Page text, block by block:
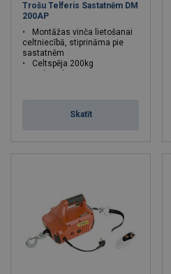
Trošu Telferis Sastatnēm DM
200AP
Montāžas vinča lietošanai
celtniecībā, stiprināma pie
sastatnēm
Celtspēja 200kg
Skatīt